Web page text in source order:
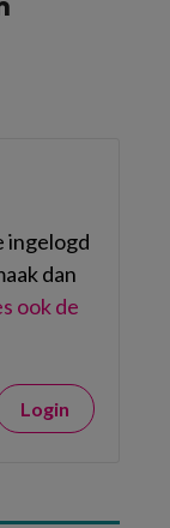
ingelogd
dan
ook de
Login